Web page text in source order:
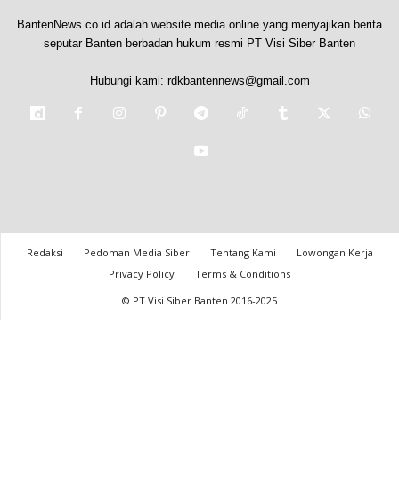
BantenNews.co.id adalah website media online yang menyajikan berita
seputar Banten berbadan hukum resmi PT Visi Siber Banten
Hubungi kami: rdkbantennews@gmail.com
Redaksi Pedoman Media Siber Tentang Kami
Lowongan Kerja
Privacy Policy
Terms & Conditions
© PT Visi Siber Banten 2016-2025